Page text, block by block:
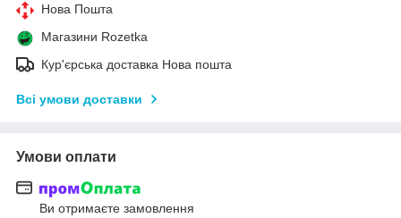
Нова Пошта
Магазини Rozetka
Кур'єрська доставка Нова пошта
Всі умови доставки
Умови оплати
Ви отримаєте замовлення